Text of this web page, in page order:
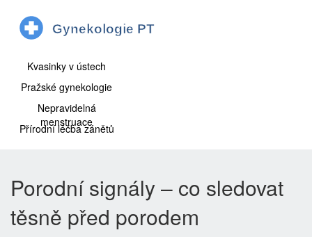
Kvasinky v ústech
Pražské gynekologie
Nepravidelná
menstruace
Přírodní léčba zánětů
Porodní signály – co sledovat
těsně před porodem